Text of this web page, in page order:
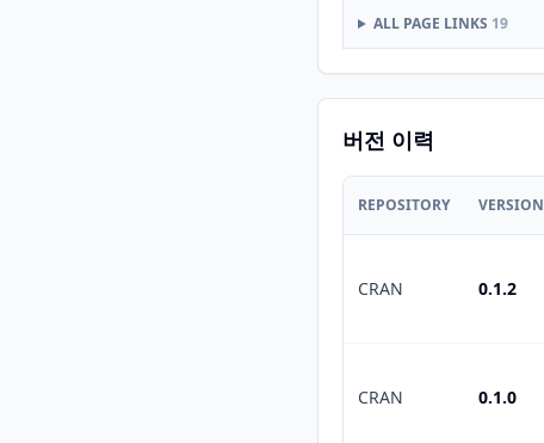
ALL PAGE LINKS 19
버전 이력
REPOSITORY VERSION
CRAN 0.1.2
CRAN 0.1.0